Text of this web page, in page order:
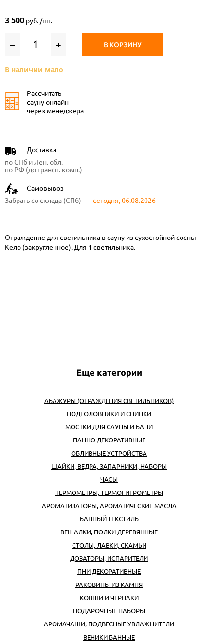
3 500 руб. /шт.
– + В КОРЗИНУ
В наличии мало
Рассчитать
сауну онлайн
через менеджера
Доставка
по СПб и Лен. обл.
по РФ (до трансп. комп.)
Самовывоз
Забрать со склада (СПб)
сегодня, 06.08.2026
Ограждение для светильника в сауну из сухостойной сосны
Кело (закругленное). Для 1 светильника.
Еще категории
АБАЖУРЫ (ОГРАЖДЕНИЯ СВЕТИЛЬНИКОВ)
ПОДГОЛОВНИКИ И СПИНКИ
МОСТКИ ДЛЯ САУНЫ И БАНИ
ПАННО ДЕКОРАТИВНЫЕ
ОБЛИВНЫЕ УСТРОЙСТВА
ШАЙКИ, ВЕДРА, ЗАПАРНИКИ, НАБОРЫ
ЧАСЫ
ТЕРМОМЕТРЫ, ТЕРМОГИГРОМЕТРЫ
АРОМАТИЗАТОРЫ, АРОМАТИЧЕСКИЕ МАСЛА
БАННЫЙ ТЕКСТИЛЬ
ВЕШАЛКИ, ПОЛКИ ДЕРЕВЯННЫЕ
СТОЛЫ, ЛАВКИ, СКАМЬИ
ДОЗАТОРЫ, ИСПАРИТЕЛИ
ПНИ ДЕКОРАТИВНЫЕ
РАКОВИНЫ ИЗ КАМНЯ
КОВШИ И ЧЕРПАКИ
ПОДАРОЧНЫЕ НАБОРЫ
АРОМАЧАШИ, ПОДВЕСНЫЕ УВЛАЖНИТЕЛИ
ВЕНИКИ БАННЫЕ